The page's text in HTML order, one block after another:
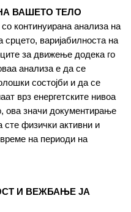
ВАШЕТО ТЕЛО
континуирана анализа на
варијабилноста на
за движење додека го
анализа е да се
состојби и да се
врз енергетските нивоа
ова значи документирање
сте физички активни и
на периоди на
И ВЕЖБАЊЕ ЈА